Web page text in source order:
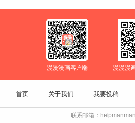
漫漫漫画客户端 漫漫漫
首页 关于我们 我要投稿
联系邮箱：